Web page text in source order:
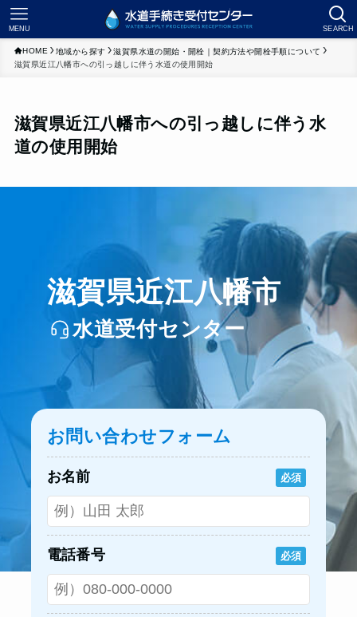
SEARCH
MENU
HOME 地域から探す
滋賀県水道の開始・開栓｜契約方法や開栓手順について
滋賀県近江八幡市への引っ越しに伴う水道の使用開始
滋賀県近江八幡市への引っ越しに伴う水
道の使用開始
滋賀県近江八幡市
水道受付センター
お問い合わせフォーム
お名前 必須
電話番号 必須